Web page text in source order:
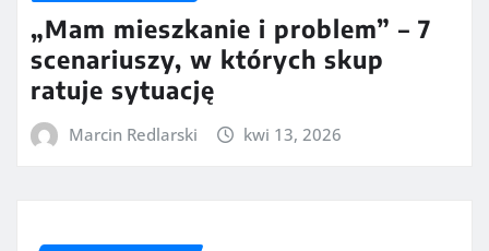
„Mam mieszkanie i problem” – 7
scenariuszy, w których skup
ratuje sytuację
Marcin Redlarski kwi 13, 2026